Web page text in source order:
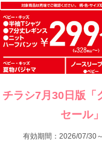
チラシ7月30日版「
セール」
有効期間：2026/07/30